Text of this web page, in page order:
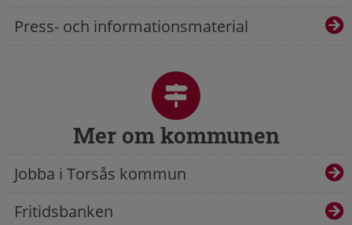
Press- och informationsmaterial
Mer om kommunen
Jobba i Torsås kommun
Fritidsbanken